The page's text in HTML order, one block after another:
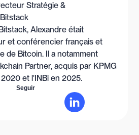
Stratégie &
Alexandre était
et conférencier français et
de Bitcoin. Il a notamment
Partner, acquis par KPMG
et l'INBi en 2025.
Seguir